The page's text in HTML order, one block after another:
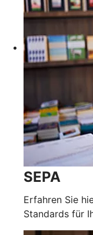
SEPA
Erfahren Sie
Standards für